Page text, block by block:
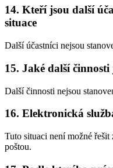
14. Kteří jsou další
situace
Další účastníci nejsou
15. Jaké další
Další činnosti nejsou
16. Elektronická
Tuto situaci není možné
poštou.